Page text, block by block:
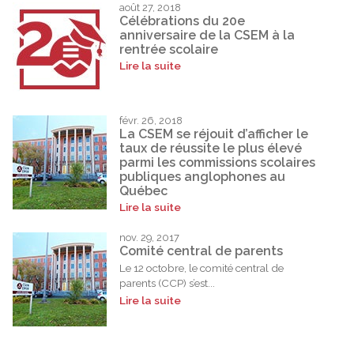
août 27, 2018
Célébrations du 20e
anniversaire de la CSEM à la
rentrée scolaire
Lire la suite
févr. 26, 2018
La CSEM se réjouit d’afficher le
taux de réussite le plus élevé
parmi les commissions scolaires
publiques anglophones au
Québec
Lire la suite
nov. 29, 2017
Comité central de parents
Le 12 octobre, le comité central de
parents (CCP) s’est...
Lire la suite